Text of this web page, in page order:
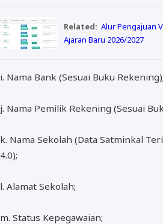
Related: Alur Pengajuan
Ajaran Baru 2026/2027
i. Nama Bank (Sesuai Buku Rekening);
j. Nama Pemilik Rekening (Sesuai
k. Nama Sekolah (Data Satminkal
4.0);
l. Alamat Sekolah;
m. Status Kepegawaian;